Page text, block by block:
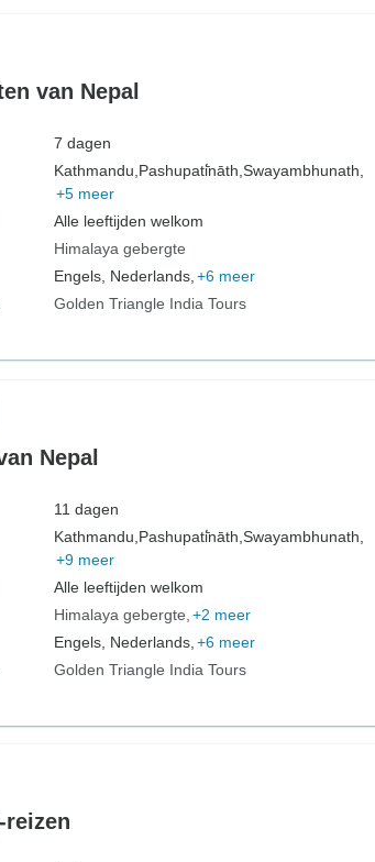
van Nepal
7 dagen
Kathmandu, Pashupati̇̄nāth, Swayambhunath,
+5 meer
Alle leeftijden welkom
Himalaya gebergte
Engels, Nederlands, +6 meer
Golden Triangle India Tours
Nepal
11 dagen
Kathmandu, Pashupati̇̄nāth, Swayambhunath,
+9 meer
Alle leeftijden welkom
Himalaya gebergte +2 meer
Engels, Nederlands, +6 meer
Golden Triangle India Tours
reizen